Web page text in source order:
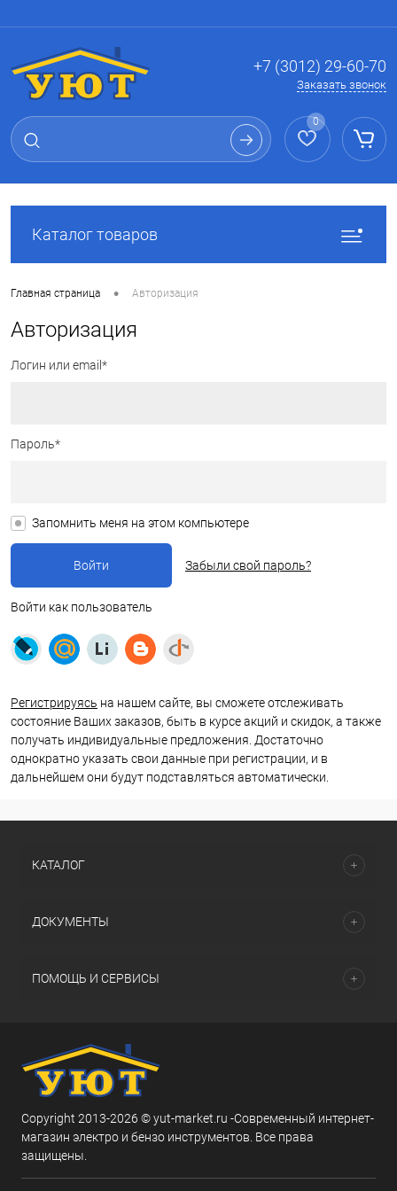
+7 (3012) 29-60-70
Заказать звонок
0
Каталог товаров
Главная страница • Авторизация
Авторизация
Логин или email*
Пароль*
Запомнить меня на этом компьютере
Забыли свой пароль?
Войти как пользователь
Регистрируясь на нашем сайте, вы сможете отслеживать
состояние Ваших заказов, быть в курсе акций и скидок, а также
получать индивидуальные предложения. Достаточно
однократно указать свои данные при регистрации, и в
дальнейшем они будут подставляться автоматически.
КАТАЛОГ
ДОКУМЕНТЫ
ПОМОЩЬ И СЕРВИСЫ
Copyright 2013-2026 © yut-market.ru -Современный интернет-
магазин электро и бензо инструментов. Все права
защищены.